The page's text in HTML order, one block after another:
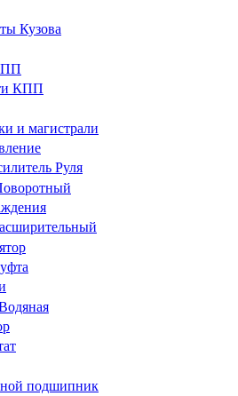
Кузова
КПП
и магистрали
Руля
подшипник